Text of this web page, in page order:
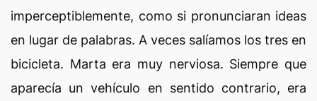
imperceptiblemente, como si pronunciaran ideas
en lugar de palabras. A veces salíamos los tres en
bicicleta. Marta era muy nerviosa. Siempre que
aparecía un vehículo en sentido contrario, era